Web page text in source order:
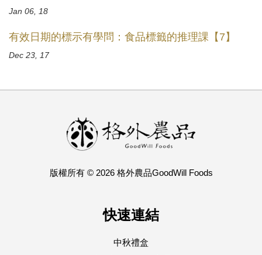
Jan 06, 18
有效日期的標示有學問：食品標籤的推理課【7】
Dec 23, 17
版權所有 © 2026 格外農品GoodWill Foods
快速連結
中秋禮盒